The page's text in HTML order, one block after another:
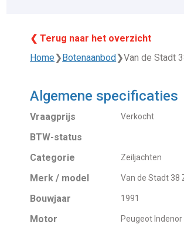
❮ Terug naar het overzicht
Home❯Botenaanbod❯Van de Stadt
Algemene specificaties
Vraagprijs Verkocht
BTW-status
Categorie
Zeiljachten
Merk / model Van de Stadt 38
Bouwjaar 1991
Motor Peugeot Indenor